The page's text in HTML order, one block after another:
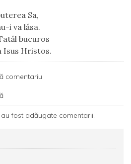
Sa,
i va lăsa.
bucuros
Isus Hristos.
comentariu
fost adăugate comentarii.